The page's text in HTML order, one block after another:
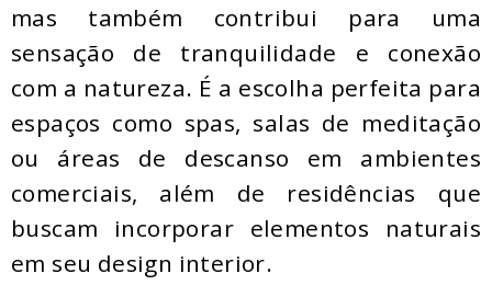
mas também contribui para uma
sensação de tranquilidade e conexão
com a natureza. É a escolha perfeita para
espaços como spas, salas de meditação
ou áreas de descanso em ambientes
comerciais, além de residências que
buscam incorporar elementos naturais
em seu design interior.